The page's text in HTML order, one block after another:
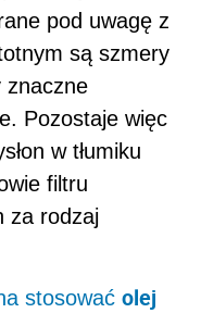
pod uwagę z
są szmery
znaczne
Pozostaje więc
w tłumiku
filtru
za rodzaj
stosować olej